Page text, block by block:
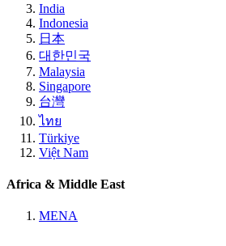
India
Indonesia
日本
대한민국
Malaysia
Singapore
台灣
ไทย
Türkiye
Việt Nam
Africa & Middle East
MENA